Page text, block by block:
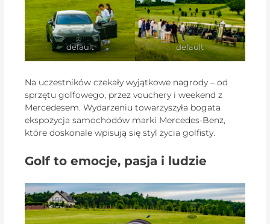
default default
Na uczestników czekały wyjątkowe nagrody – od
sprzętu golfowego, przez vouchery i weekend z
Mercedesem. Wydarzeniu towarzyszyła bogata
ekspozycja samochodów marki Mercedes-Benz,
które doskonale wpisują się styl życia golfisty.
Golf to emocje, pasja i ludzie